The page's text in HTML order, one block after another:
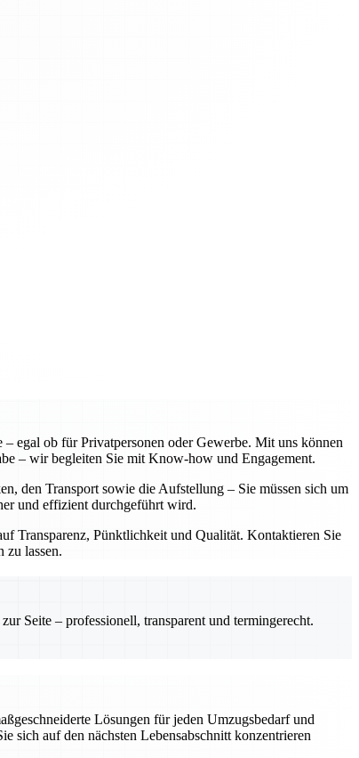
egal ob für Privatpersonen oder Gewerbe. Mit uns können
– wir begleiten Sie mit Know-how und Engagement.
den Transport sowie die Aufstellung – Sie müssen sich um
und effizient durchgeführt wird.
Transparenz, Pünktlichkeit und Qualität. Kontaktieren Sie
zu lassen.
Seite – professionell, transparent und termingerecht.
Lösungen für jeden Umzugsbedarf und
sich auf den nächsten Lebensabschnitt konzentrieren